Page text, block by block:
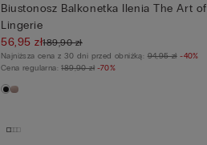
Biustonosz Balkonetka Ilenia The Art of
Lingerie
56,95 zł189,90 zł
Najniższa cena z 30 dni przed obniżką:94,95 zł -40%
Cena regularna:189,90 zł -70%